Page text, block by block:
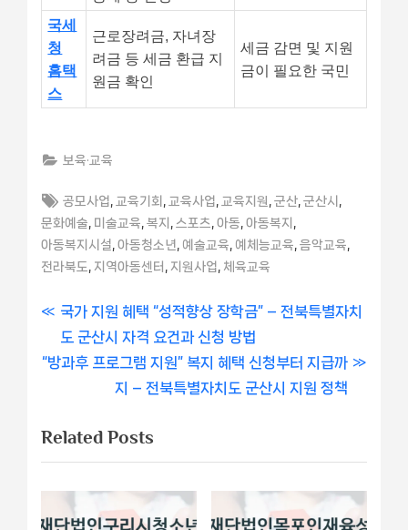
국세
청
홈택
스
근로장려금, 자녀장
려금 등 세금 환급 지
원금 확인
세금 감면 및 지원
금이 필요한 국민
보육·교육
Tags:
공모사업 교육기회 교육사업 교육지원 ,군산 ,군산시
문화예술 미술교육 복지 스포츠 아동 아동복지
아동복지시설 아동청소년 예술교육 예체능교육 음악교육
전라북도 지역아동센터 지원사업 체육교육
글
내
게
이
P
r
e
o
u
s
P
국가 지원 혜택 “성적향상 장학금” – 전북특별자치
도 군산시 자격 요건과 신청 방법
N
t
P
o
s
“방과후 프로그램 지원” 복지 혜택 신청부터 지급까
지 – 전북특별자치도 군산시 지원 정책
Related Posts